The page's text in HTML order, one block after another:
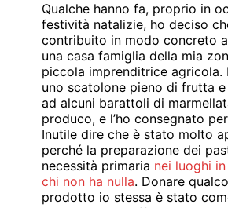
Qualche hanno fa, proprio in
festività natalizie, ho deciso
contribuito in modo concreto
una casa famiglia della mia
piccola imprenditrice agricola.
uno scatolone pieno di frutta
ad alcuni barattoli di
produco, e l’ho consegnato
Inutile dire che è stato molto
perché la preparazione dei
necessità primaria nei luoghi
chi non ha nulla. Donare
prodotto io stessa è stato